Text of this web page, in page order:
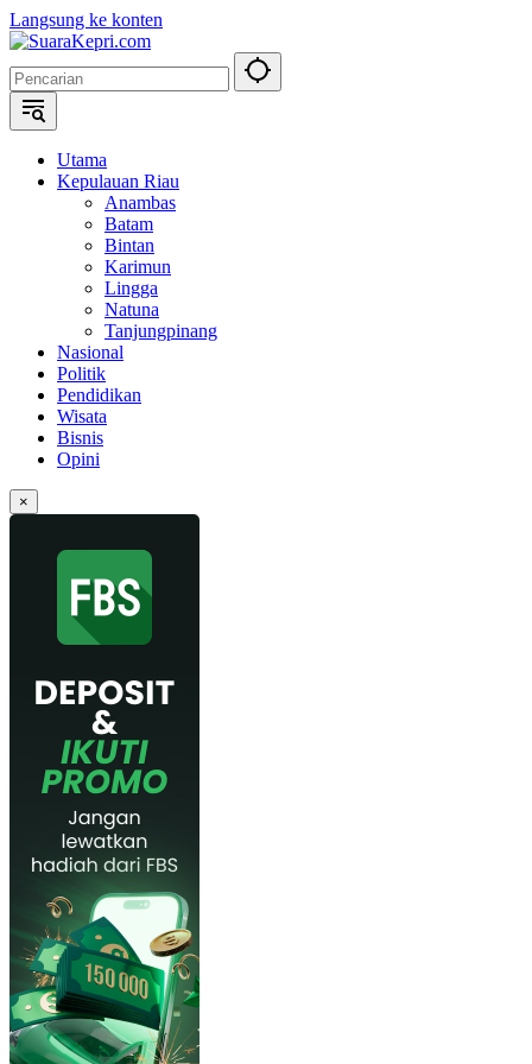
Langsung ke konten
Utama
Kepulauan Riau
Anambas
Batam
Bintan
Karimun
Lingga
Natuna
Tanjungpinang
Nasional
Politik
Pendidikan
Wisata
Bisnis
Opini
×